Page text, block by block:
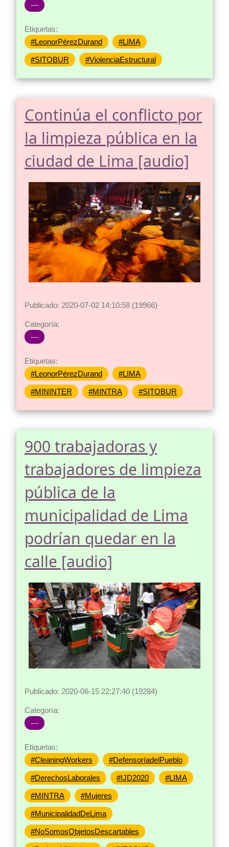
---
Etiquetas:
#LeonorPérezDurand
#LIMA
#SITOBUR #ViolenciaEstructural
Continúa el conflicto por
la limpieza pública en la
ciudad de Lima [audio]
Publicado: 2020-07-02 14:10:58 (19966)
Categoría:
---
Etiquetas:
#LeonorPérezDurand
#LIMA
#MININTER #MINTRA #SITOBUR
900 trabajadoras y
trabajadores de limpieza
pública de la
municipalidad de Lima
podrían quedar en la
calle [audio]
Publicado: 2020-06-15 22:27:40 (19284)
Categoría:
---
Etiquetas:
#CleaningWorkers
#DefensoríadelPueblo
#DerechosLaborales #IJD2020 #LIMA
#MINTRA #Mujeres
#MunicipalidadDeLima
#NoSomosObjetosDescartables